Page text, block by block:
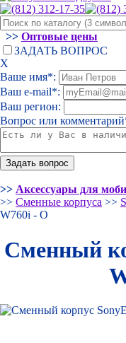
>> Оптовые цены
ЗАДАТЬ ВОПРОС
Х
Ваше имя*:
Ваш e-mail*:
Ваш регион:
Вопрос или
>> Аксессуары для
>> Сменные корпуса >>
W760i - O
Сменный